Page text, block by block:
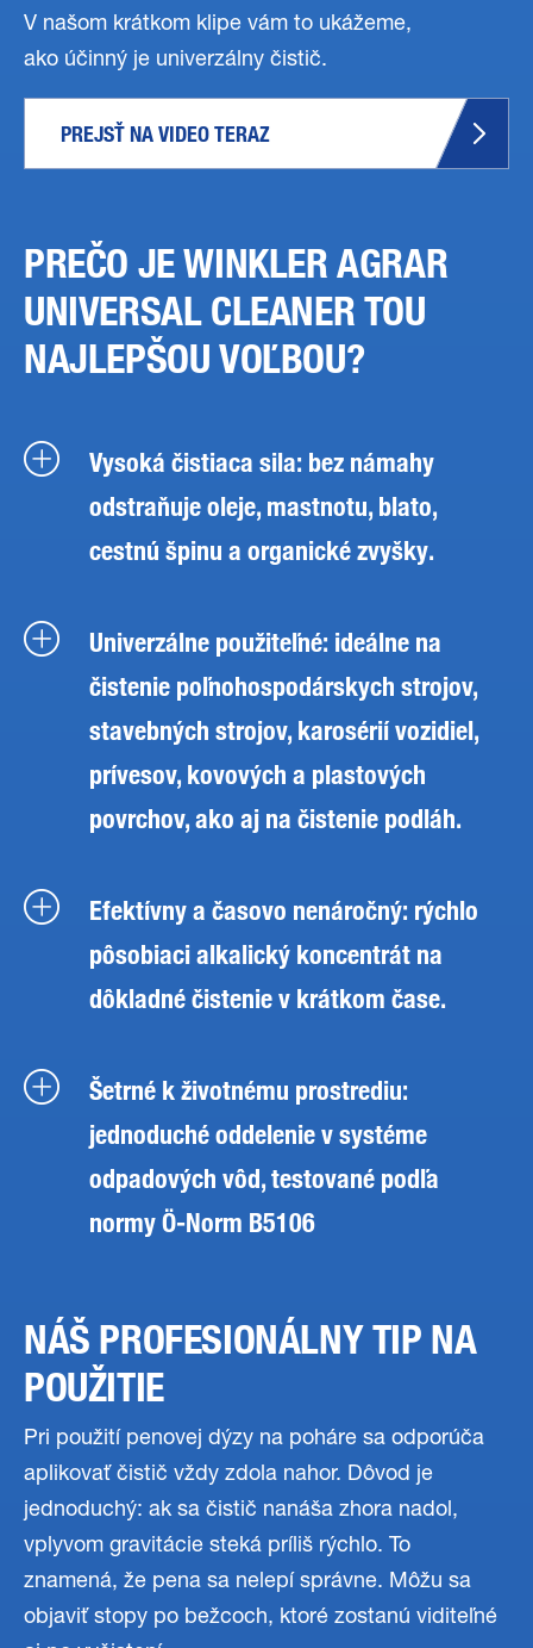
V našom krátkom klipe vám to ukážeme,
ako účinný je univerzálny čistič.
PREJSŤ NA VIDEO TERAZ
PREČO JE WINKLER AGRAR
UNIVERSAL CLEANER TOU
NAJLEPŠOU VOĽBOU?
Vysoká čistiaca sila: bez námahy
odstraňuje oleje, mastnotu, blato,
cestnú špinu a organické zvyšky.
Univerzálne použiteľné: ideálne na
čistenie poľnohospodárskych strojov,
stavebných strojov, karosérií vozidiel,
prívesov, kovových a plastových
povrchov, ako aj na čistenie podláh.
Efektívny a časovo nenáročný: rýchlo
pôsobiaci alkalický koncentrát na
dôkladné čistenie v krátkom čase.
Šetrné k životnému prostrediu:
jednoduché oddelenie v systéme
odpadových vôd, testované podľa
normy Ö-Norm B5106
NÁŠ PROFESIONÁLNY TIP NA
POUŽITIE
Pri použití penovej dýzy na poháre sa odporúča
aplikovať čistič vždy zdola nahor. Dôvod je
jednoduchý: ak sa čistič nanáša zhora nadol,
vplyvom gravitácie steká príliš rýchlo. To
znamená, že pena sa nelepí správne. Môžu sa
objaviť stopy po bežcoch, ktoré zostanú viditeľné